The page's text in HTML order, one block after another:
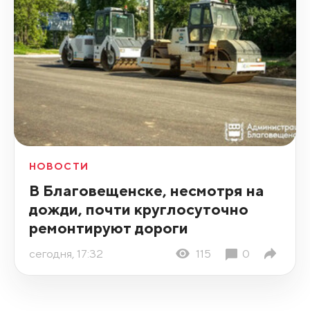
НОВОСТИ
В Благовещенске, несмотря на
дожди, почти круглосуточно
ремонтируют дороги
сегодня, 17:32 115 0